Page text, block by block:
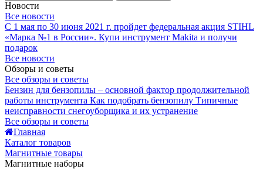
Новости
Все новости
С 1 мая по 30 июня 2021 г. пройдет федеральная акция STIHL
«Марка №1 в России». Купи инструмент Makita и получи
подарок
Все новости
Обзоры и советы
Все обзоры и советы
Бензин для бензопилы – основной фактор продолжительной
работы инструмента Как подобрать бензопилу Типичные
неисправности снегоуборщика и их устранение
Все обзоры и советы
Главная
Каталог товаров
Магнитные товары
Магнитные наборы